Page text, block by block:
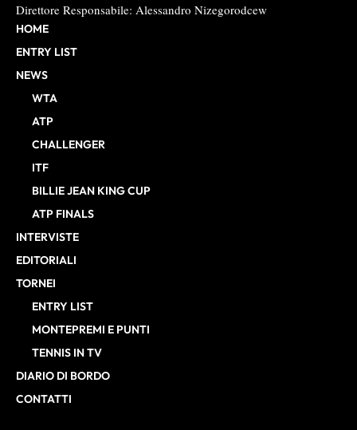
Direttore Responsabile: Alessandro Nizegorodcew
HOME
ENTRY LIST
NEWS
WTA
ATP
CHALLENGER
ITF
BILLIE JEAN KING CUP
ATP FINALS
INTERVISTE
EDITORIALI
TORNEI
ENTRY LIST
MONTEPREMI E PUNTI
TENNIS IN TV
DIARIO DI BORDO
CONTATTI